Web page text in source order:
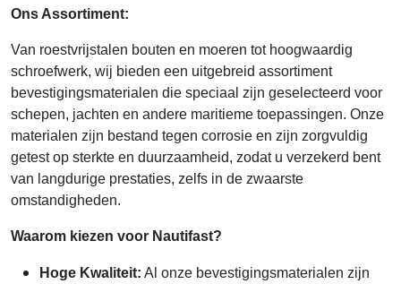
Ons Assortiment:
Van roestvrijstalen bouten en moeren tot hoogwaardig
schroefwerk, wij bieden een uitgebreid assortiment
bevestigingsmaterialen die speciaal zijn geselecteerd voor
schepen, jachten en andere maritieme toepassingen. Onze
materialen zijn bestand tegen corrosie en zijn zorgvuldig
getest op sterkte en duurzaamheid, zodat u verzekerd bent
van langdurige prestaties, zelfs in de zwaarste
omstandigheden.
Waarom kiezen voor Nautifast?
Hoge Kwaliteit: Al onze bevestigingsmaterialen zijn